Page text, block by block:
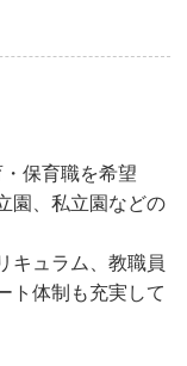
保育職を希望
園、私立園などの
キュラム、教職員
ト体制も充実して